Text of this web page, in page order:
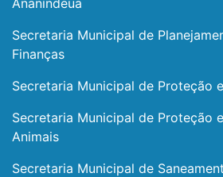
Ananindeua
Secretaria Municipal de
Finanças
Secretaria Municipal de Proteção
Secretaria Municipal de Proteção
Animais
Secretaria Municipal de